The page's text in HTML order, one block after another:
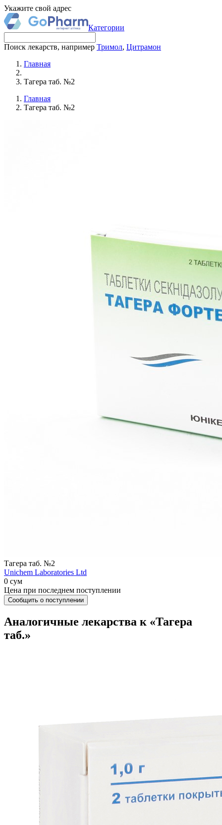
Укажите свой адрес
Категории
Поиск лекарств, например Тримол, Цитрамон
Главная
Тагера таб. №2
Главная
Тагера таб. №2
Тагера таб. №2
Unichem Laboratories Ltd
0 сум
Цена при последнем поступлении
Сообщить о поступлении
Аналогичные лекарства к «Тагера
таб.»